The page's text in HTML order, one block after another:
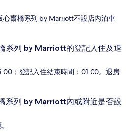
心齋橋系列 by Marriott不設店內泊車
系列 by Marriott的登記入住及退
；登記入住結束時間：01:00。退房
系列 by Marriott內或附近是否設